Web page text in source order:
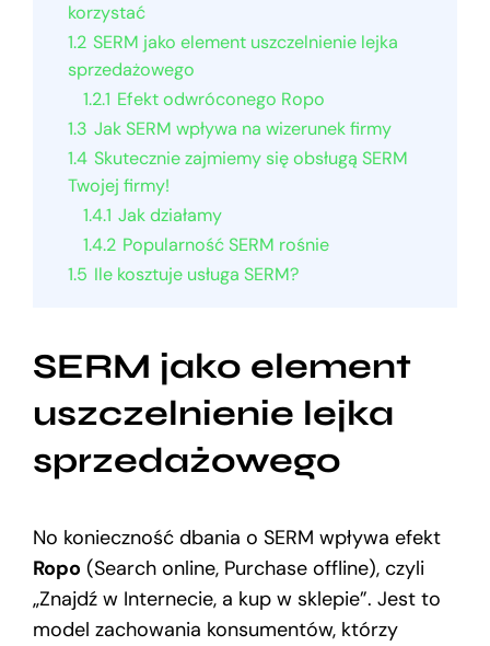
korzystać
1.2 SERM jako element uszczelnienie lejka
sprzedażowego
1.2.1 Efekt odwróconego Ropo
1.3 Jak SERM wpływa na wizerunek firmy
1.4 Skutecznie zajmiemy się obsługą SERM
Twojej firmy!
1.4.1 Jak działamy
1.4.2 Popularność SERM rośnie
1.5 Ile kosztuje usługa SERM?
SERM jako element
uszczelnienie lejka
sprzedażowego
No konieczność dbania o SERM wpływa efekt
Ropo (Search online, Purchase offline), czyli
„Znajdź w Internecie, a kup w sklepie”. Jest to
model zachowania konsumentów, którzy